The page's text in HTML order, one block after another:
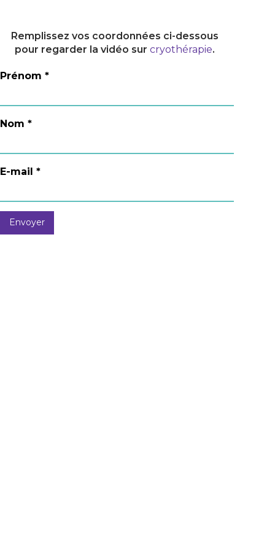
Remplissez vos coordonnées ci-dessous
pour regarder la vidéo sur cryothérapie.
Prénom *
Nom *
E-mail *